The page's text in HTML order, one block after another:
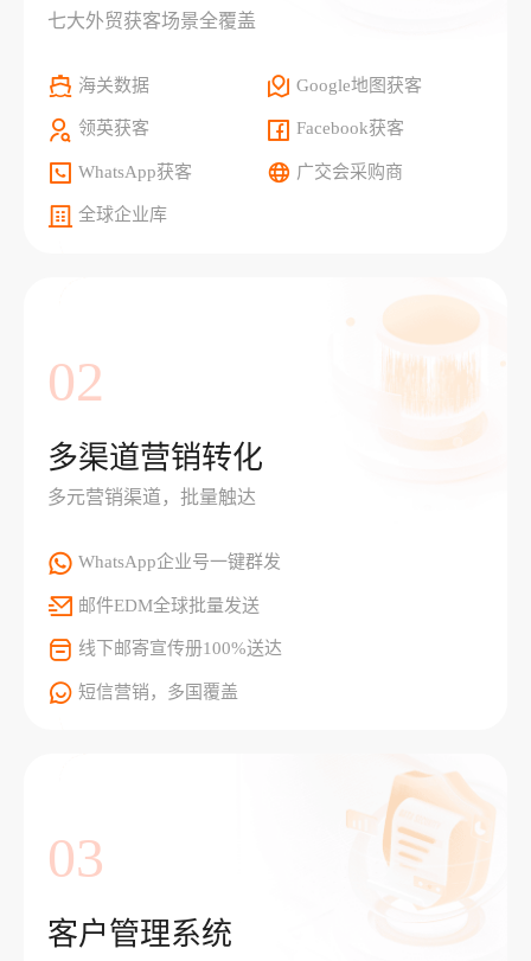
七大外贸获客场景全覆盖
海关数据 Google地图获客
领英获客 Facebook获客
WhatsApp获客 广交会采购商
全球企业库
02
多渠道营销转化
多元营销渠道，批量触达
WhatsApp企业号一键群发
邮件EDM全球批量发送
线下邮寄宣传册100%送达
短信营销，多国覆盖
03
客户管理系统